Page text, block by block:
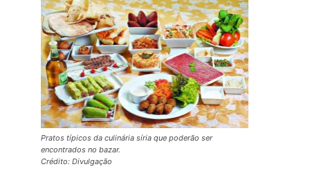
Pratos típicos da culinária síria que poderão ser
encontrados no bazar.
Crédito: Divulgação